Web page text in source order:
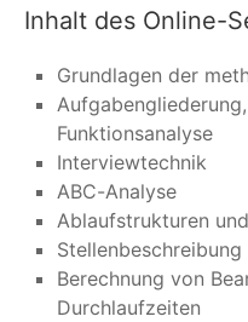
Inhalt des Online-
Grundlagen der
Funktionsanalyse
Interviewtechnik
ABC-Analyse
Ablaufstrukturen
Stellenbeschreibung
Berechnung von
Durchlaufzeiten